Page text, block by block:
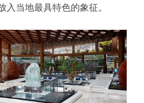
入当地最具特色的象征。